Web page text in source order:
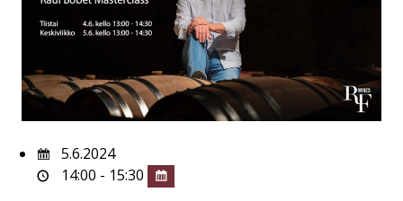
5.6.2024
14:00 - 15:30